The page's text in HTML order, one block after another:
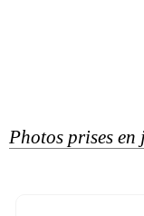
Photos prises